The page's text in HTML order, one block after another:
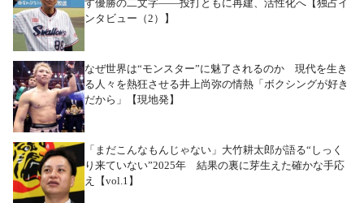
す優勝の二文字――投打ともに再建、活性化へ【独占イ
ンタビュー（2）】
なぜ世界は“モンスター”に魅了されるのか 現代を生き
る人々を熱狂させる井上尚弥の情熱「ボクシングが好き
だから」【現地発】
「まだこんなもんじゃない」大竹耕太郎が語る“しっく
り来ていない”2025年 結果の裏に芽生えた確かな手応
え【vol.1】